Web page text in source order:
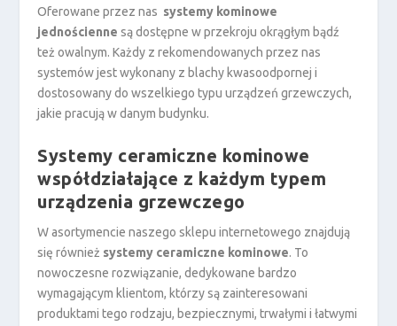
Oferowane przez nas systemy kominowe
jednościenne są dostępne w przekroju okrągłym bądź
też owalnym. Każdy z rekomendowanych przez nas
systemów jest wykonany z blachy kwasoodpornej i
dostosowany do wszelkiego typu urządzeń grzewczych,
jakie pracują w danym budynku.
Systemy ceramiczne kominowe
współdziałające z każdym typem
urządzenia grzewczego
W asortymencie naszego sklepu internetowego znajdują
się również systemy ceramiczne kominowe. To
nowoczesne rozwiązanie, dedykowane bardzo
wymagającym klientom, którzy są zainteresowani
produktami tego rodzaju, bezpiecznymi, trwałymi i łatwymi